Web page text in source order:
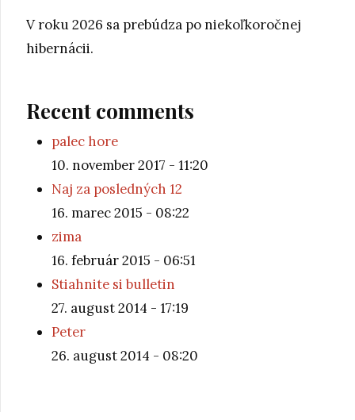
V roku 2026 sa prebúdza po niekoľkoročnej
hibernácii.
Recent comments
palec hore
10. november 2017 - 11:20
Naj za posledných 12
16. marec 2015 - 08:22
zima
16. február 2015 - 06:51
Stiahnite si bulletin
27. august 2014 - 17:19
Peter
26. august 2014 - 08:20